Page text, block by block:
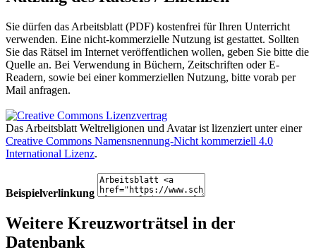
Sie dürfen das Arbeitsblatt (PDF) kostenfrei für Ihren Unterricht
verwenden. Eine nicht-kommerzielle Nutzung ist gestattet. Sollten
Sie das Rätsel im Internet veröffentlichen wollen, geben Sie bitte die
Quelle an. Bei Verwendung in Büchern, Zeitschriften oder E-
Readern, sowie bei einer kommerziellen Nutzung, bitte vorab per
Mail anfragen.
Das Arbeitsblatt Weltreligionen und Avatarist lizenziert unter einer
Creative Commons Namensnennung-Nicht kommerziell 4.0
International Lizenz.
Beispielverlinkung
Weitere Kreuzworträtsel in der
Datenbank